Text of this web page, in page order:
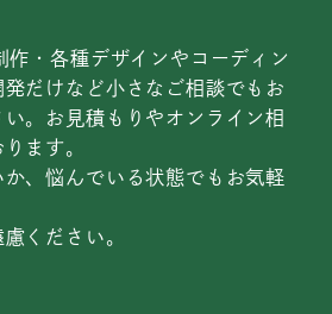
作・各種デザインやコーディン
だけなど小さなご相談でもお
。お見積もりやオンライン相
ます。
、悩んでいる状態でもお気軽
ください。